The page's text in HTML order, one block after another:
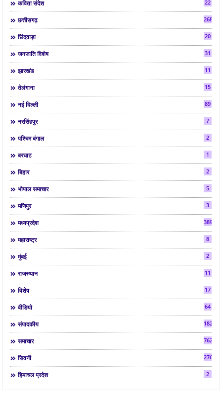
कविता संदेश 22
छत्तीसगढ़ 268
छिंदवाड़ा 20
जनजाति विशेष 31
झारखंड 11
तेलंगाना 15
नई दिल्ली 89
नरसिंहपुर 7
पश्चिम बंगाल 2
बरघाट 1
बिहार 2
भोपाल समाचार 5
मणिपुर 3
मध्यप्रदेश 3892
महाराष्ट्र 8
मुंबई 2
राजस्थान 11
विशेष 17
वीडियो 64
संपादकीय 182
समाचार 7624
सिवनी 2763
हिमाचल प्रदेश 2